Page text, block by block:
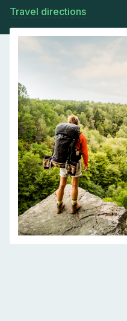
Travel directions